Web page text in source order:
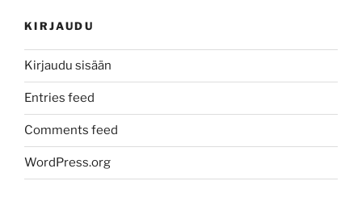
KIRJAUDU
Kirjaudu sisään
Entries feed
Comments feed
WordPress.org